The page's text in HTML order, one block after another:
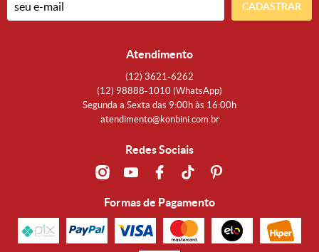
CADASTRAR
Atendimento
(12) 3621-6262
(12) 98888-1010 (WhatsApp)
Segunda a Sexta das 9:00h às 16:00h
atendimento@konbini.com.br
Redes Sociais
Formas de Pagamento